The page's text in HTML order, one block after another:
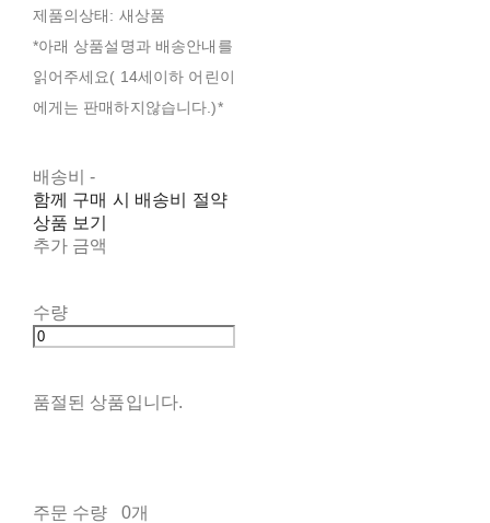
제품의상태: 새상품
*아래 상품설명과 배송안내를
읽어주세요( 14세이하 어린이
에게는 판매하지않습니다.)*
배송비-
함께 구매 시 배송비 절약
상품 보기
추가 금액
수량
품절된 상품입니다.
주문 수량
0개